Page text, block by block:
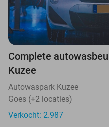
Complete
Kuzee
Autowaspark Kuzee
Goes (+2 locaties)
Verkocht: 2.987